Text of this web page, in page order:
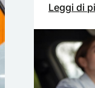
Leggi di